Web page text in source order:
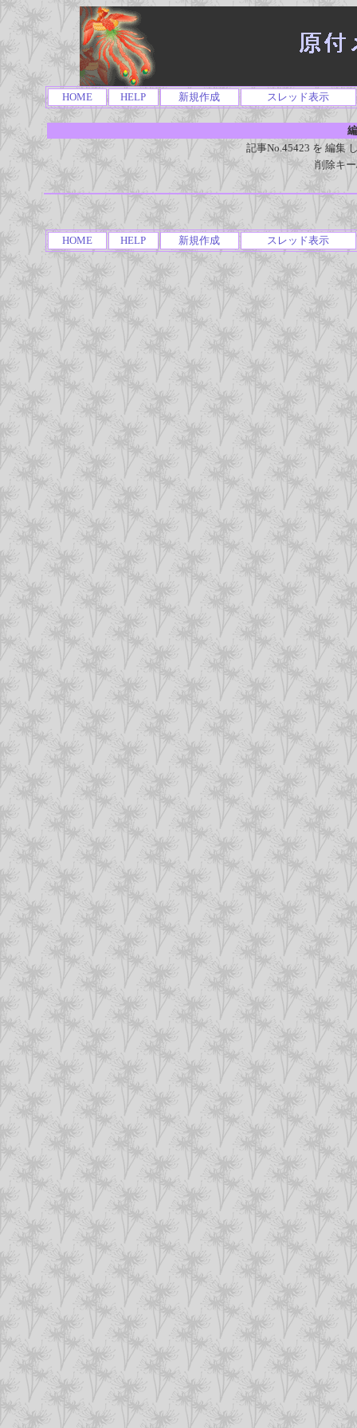
HOME HELP 新規作成 スレッド表示
記事No.45423 を 編集
削除キ
HOME HELP 新規作成 スレッド表示